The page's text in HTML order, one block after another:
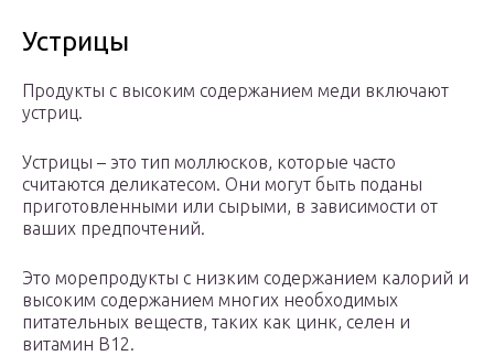
Устрицы
Продукты с высоким содержанием меди включают
устриц.
Устрицы – это тип моллюсков, которые часто
считаются деликатесом. Они могут быть поданы
приготовленными или сырыми, в зависимости от
ваших предпочтений.
Это морепродукты с низким содержанием калорий и
высоким содержанием многих необходимых
питательных веществ, таких как цинк, селен и
витамин B12.